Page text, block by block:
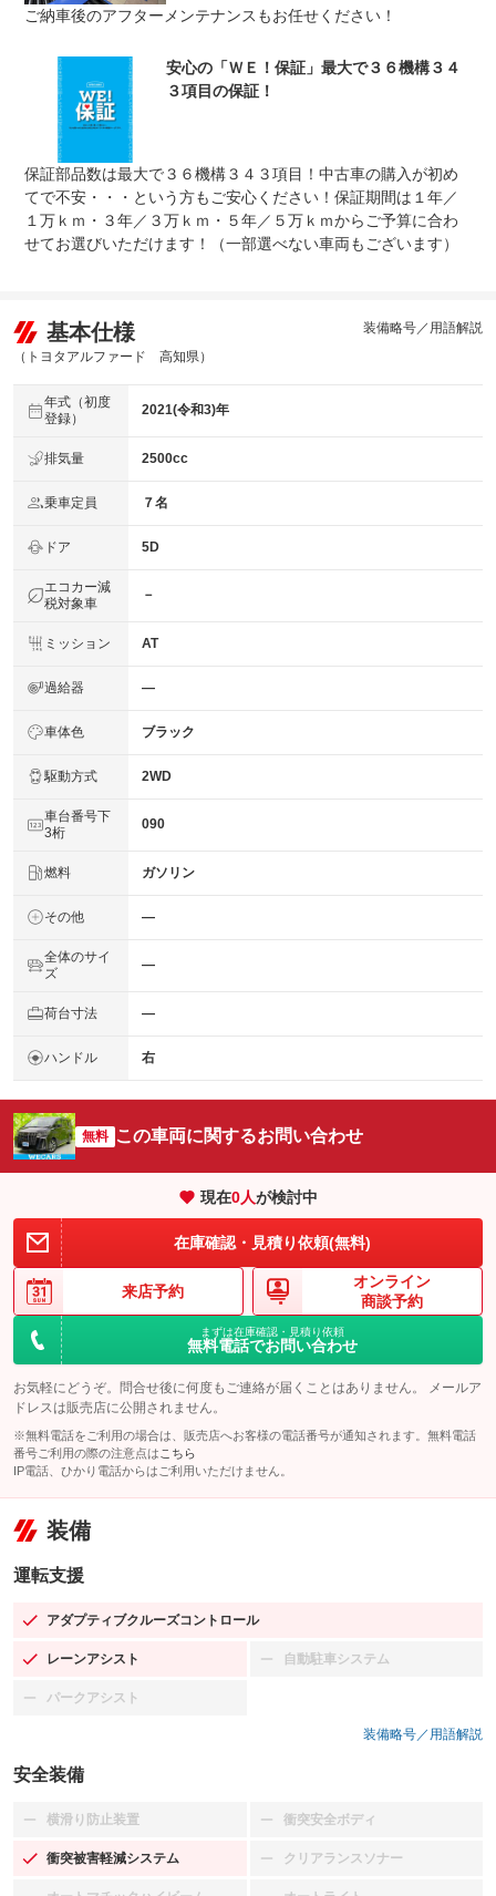
保証修理
全国のＷＥＣＡＲＳで修理受付可能です。詳細はスタッフ
法定整備
整備付 法定12ヶ月または法定24ヶ月点検整備付
※車検なし・車検整備付の場合は法定24ヶ月点検整備付
※商用車は6ヶ月または12ヶ月点検整備付
法定整備
について
ご契約からご納車までの間に法定点検を実施致します。支
払総額に整備代金が含まれ点検記録簿を発行致します。
ご納車後のアフターメンテナンスもお任せください！
安心の「ＷＥ！保証」最大で３６機構３４
３項目の保証！
保証部品数は最大で３６機構３４３項目！中古車の購入が初め
てで不安・・・という方もご安心ください！保証期間は１年／
１万ｋｍ・３年／３万ｋｍ・５年／５万ｋｍからご予算に合わ
せてお選びいただけます！（一部選べない車両もございます）
基本仕様
（トヨタアルファード 高知県）
装備略号／用語解説
年式（初度
登録）
2021(令和3)年
排気量 2500cc
乗車定員 ７名
ドア 5D
エコカー減
税対象車
－
ミッション AT
過給器 ―
車体色 ブラック
駆動方式 2WD
車台番号下
3桁
090
燃料 ガソリン
その他 ―
全体のサイ
ズ
―
荷台寸法 ―
ハンドル 右
無料 この車両に関するお問い合わせ
現在0人が検討中
在庫確認・見積り依頼(無料)
来店予約
オンライン
商談予約
まずは在庫確認・見積り依頼
無料電話でお問い合わせ
お気軽にどうぞ。問合せ後に何度もご連絡が届くことはありません。 メールア
ドレスは販売店に公開されません。
※無料電話をご利用の場合は、販売店へお客様の電話番号が通知されます。無料電話
番号ご利用の際の注意点は こちら
IP電話、ひかり電話からはご利用いただけません。
装備
運転支援
アダプティブクルーズコントロール
：装備あり
レーンアシスト
：装備あり 自動駐車システム
：装備なし
パークアシスト
：装備なし
装備略号／用語解説
安全装備
横滑り防止装置
：装備なし 衝突安全ボディ
：装備なし
衝突被害軽減システム
：装備あり クリアランスソナー
：装備なし